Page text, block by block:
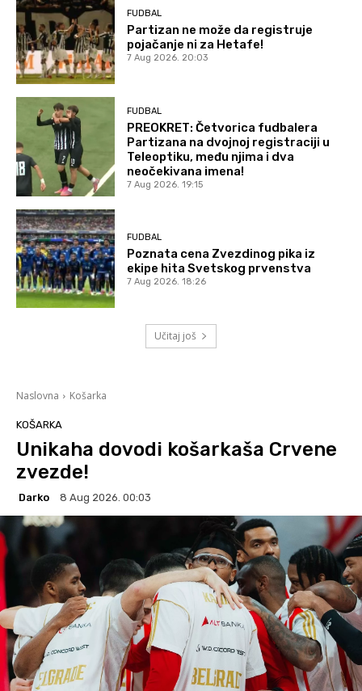
FUDBAL
Partizan ne može da registruje
pojačanje ni za Hetafe!
7 Aug 2026. 20:03
FUDBAL
PREOKRET: Četvorica fudbalera
Partizana na dvojnoj registraciji u
Teleoptiku, među njima i dva
neočekivana imena!
7 Aug 2026. 19:15
FUDBAL
Poznata cena Zvezdinog pika iz
ekipe hita Svetskog prvenstva
7 Aug 2026. 18:26
Učitaj još